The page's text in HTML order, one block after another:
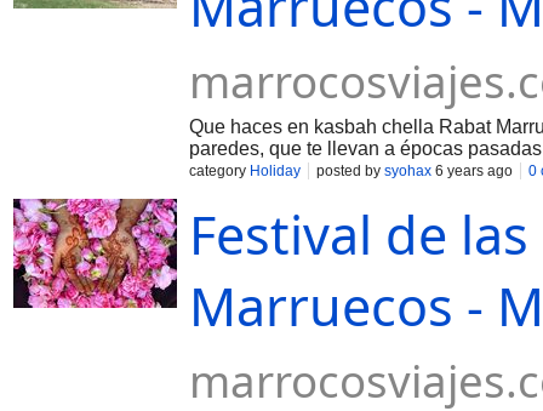
Que haces en kasbah chella Rabat
paredes, que te llevan a épocas
category Holiday posted by syohax 6 years ago 0
Festival de
Marruecos -